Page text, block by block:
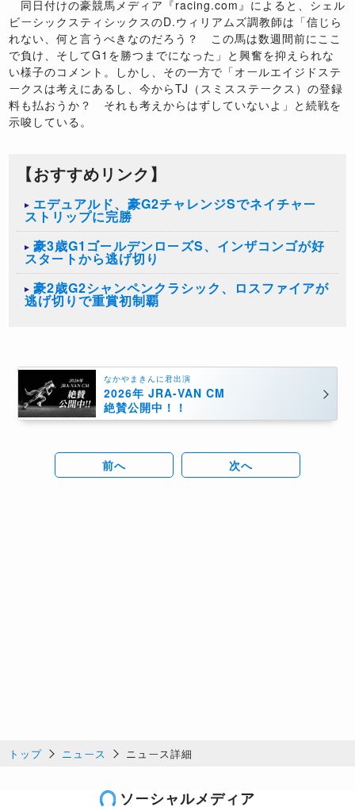
同日付けの豪競馬メディア『racing.com』によると、シェル
ビーシックスティシックスのD.ウィリアムズ調教師は「信じら
れない、何と言うべきなのだろう？ この馬は数週間前にここ
で負け、そしてG1を勝つまでになった」と興奮を抑えられな
い様子のコメント。しかし、その一方で「オールエイジドステ
ークスは考えにあるし、今からTJ（スミスステークス）の登録
料も払おうか？ それも考えからはずしていないよ」と続戦を
示唆している。
【おすすめリンク】
エデュアルド、豪G2チャレンジSでネイチャー
ストリップに完勝
豪3歳G1ゴールデンローズS、インザコンゴが好
スタートから逃げ切り
豪2歳G2シャンペンクラシック、ロスファイアが
逃げ切りで重賞初制覇
なかやまきんに君出演
2026年 JRA-VAN CM
絶賛公開中！！
前へ 次へ
トップ ニュース ニュース詳細
ソーシャルメディア